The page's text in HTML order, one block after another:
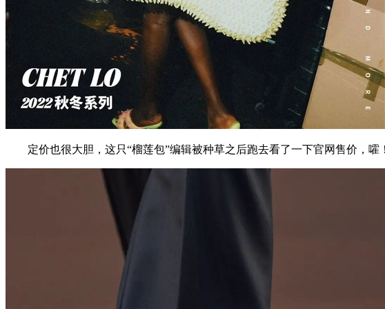
定价也很大胆，这只“榴莲包”编辑被种草之后跑去看了一下官网售价，嚯